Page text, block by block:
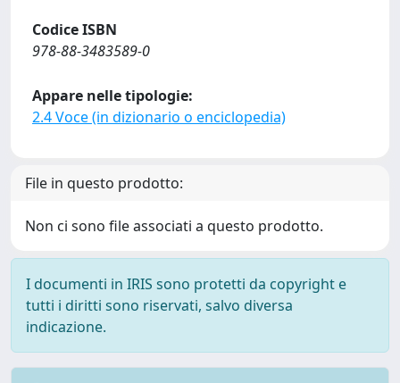
Codice ISBN
978-88-3483589-0
Appare nelle tipologie:
2.4 Voce (in dizionario o enciclopedia)
File in questo prodotto:
Non ci sono file associati a questo prodotto.
I documenti in IRIS sono protetti da copyright e
tutti i diritti sono riservati, salvo diversa
indicazione.